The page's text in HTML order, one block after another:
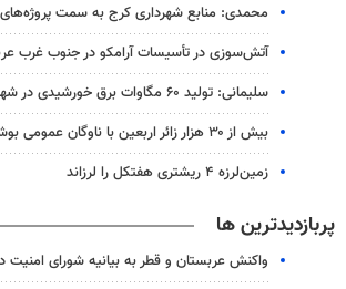
محمدی: منابع شهرداری کرج به سمت پروژه‌های
آتش‌سوزی در تأسیسات آرامکو در جنوب غرب
سلیمانی: تولید ۶۰ مگاوات برق خورشیدی در شهرستان برنامه ریزی شد
بیش از ۳۰ هزار زائر اربعین با ناوگان عمومی بوشهر جابه جا شدند
زمین‌لرزه ۴ ریشتری هفتکل را لرزاند
پربازدیدترین ها
واکنش عربستان و قطر به بیانیه شورای امنیت